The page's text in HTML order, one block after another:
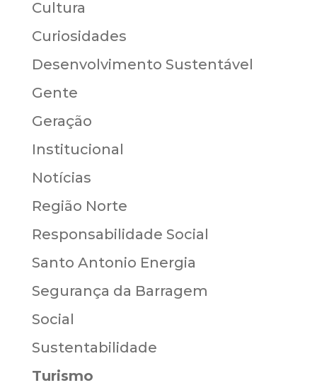
Cultura
Curiosidades
Desenvolvimento Sustentável
Gente
Geração
Institucional
Notícias
Região Norte
Responsabilidade Social
Santo Antonio Energia
Segurança da Barragem
Social
Sustentabilidade
Turismo